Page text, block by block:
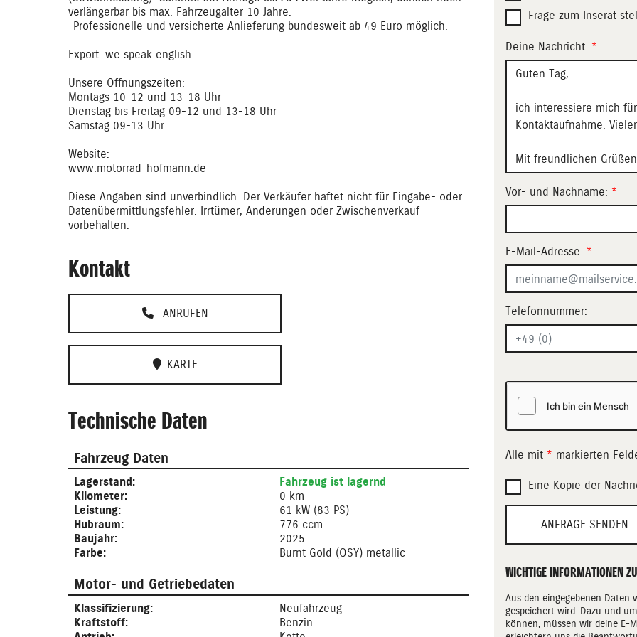
verlängerbar bis max. Fahrzeugalter 10 Jahre.
-Professionelle und versicherte Anlieferung bundesweit ab 49 Euro möglich.
Export: we speak english
Unsere Öffnungszeiten:
Montags 10-12 und 13-18 Uhr
Dienstag bis Freitag 09-12 und 13-18 Uhr
Samstag 09-13 Uhr
Website:
www.motorrad-hofmann.de
Diese Angaben sind unverbindlich. Der Verkäufer haftet nicht für Eingabe- oder
Datenübermittlungsfehler. Irrtümer, Änderungen oder Zwischenverkauf
vorbehalten.
Kontakt
ANRUFEN
KARTE
Technische Daten
Fahrzeug Daten
Lagerstand:
Fahrzeug ist lagernd
Kilometer:
0 km
Leistung:
61 kW (83 PS)
Hubraum:
776 ccm
Baujahr:
2025
Farbe:
Burnt Gold (QSY) metallic
Motor- und Getriebedaten
Klassifizierung:
Neufahrzeug
Kraftstoff:
Benzin
Frage zum Inserat
Deine Nachricht: *
Vor- und Nachname: *
E-Mail-Adresse: *
Telefonnummer:
Alle mit * markierten
Eine Kopie der
ANFRAGE SENDEN
WICHTIGE INFORMATIONEN
Aus den eingegebenen Daten
gespeichert wird. Dazu und
können, müssen wir deine E-